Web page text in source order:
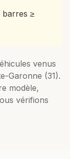
≥
venus
Garonne (31).
modèle,
vérifions